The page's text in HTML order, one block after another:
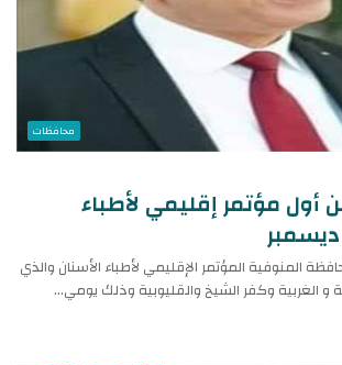
محافظات
أول مؤتمر إقليمي لأطباء
ديسمبر
المنوفية المؤتمر الإقليمي لأطباء الأسنان والذي
الغربية وكفر الشيخ والقليوبية وذلك يومي…